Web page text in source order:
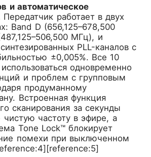
и автоматическое
Передатчик работает в двух
Band D (656,125–678,500
МГц), и
PLL-каналов с
±0,005%. Все 10
одновременно
и проблем с групповым
продуманному
Встроенная функция
сканирования за секунды
частоту в эфире, а
Tone Lock™ блокирует
помехи при выключенном